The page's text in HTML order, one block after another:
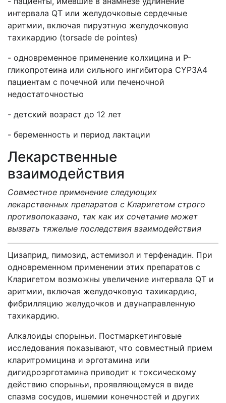
интервала QT или желудочковые сердечные
аритмии, включая пируэтную желудочковую
тахикардию (torsade de pointes)
- одновременное применение колхицина и Р-
гликопротеина или сильного ингибитора CYP3A4
пациентам с почечной или печеночной
недостаточностью
- детский возраст до 12 лет
- беременность и период лактации
Лекарственные
взаимодействия
Совместное применение следующих
лекарственных препаратов с Кларигетом строго
противопоказано, так как их сочетание может
вызвать тяжелые последствия взаимодействия
Цизаприд, пимозид, астемизол и терфенадин. При
одновременном применении этих препаратов с
Кларигетом возможны увеличение интервала QT и
аритмии, включая желудочковую тахикардию,
фибрилляцию желудочков и двунаправленную
тахикардию.
Алкалоиды спорыньи. Постмаркетинговые
исследования показывают, что совместный прием
кларитромицина и эрготамина или
дигидроэрготамина приводит к токсическому
действию спорыньи, проявляющемуся в виде
спазма сосудов, ишемии конечностей и других